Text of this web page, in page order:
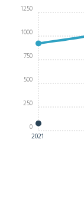
2021
0
250
500
750
1000
1250